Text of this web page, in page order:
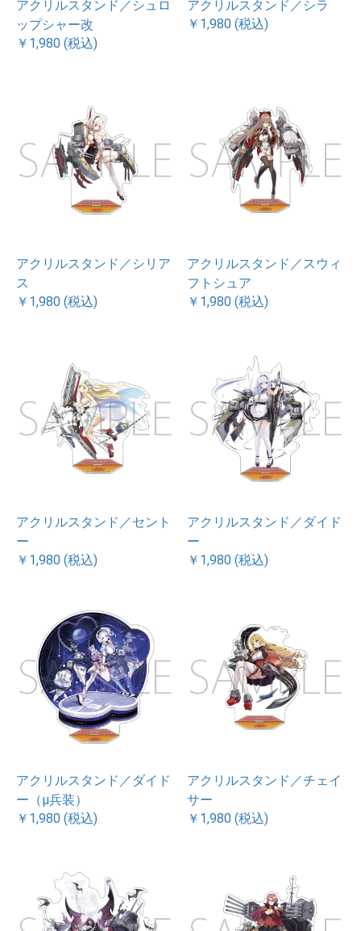
アクリルスタンド／シュロ
ップシャー改
￥1,980 (税込)
アクリルスタンド／シラ
￥1,980 (税込)
アクリルスタンド／シリア
ス
￥1,980 (税込)
アクリルスタンド／スウィ
フトシュア
￥1,980 (税込)
アクリルスタンド／セント
ー
￥1,980 (税込)
アクリルスタンド／ダイド
ー
￥1,980 (税込)
アクリルスタンド／ダイド
ー（μ兵装）
￥1,980 (税込)
アクリルスタンド／チェイ
サー
￥1,980 (税込)